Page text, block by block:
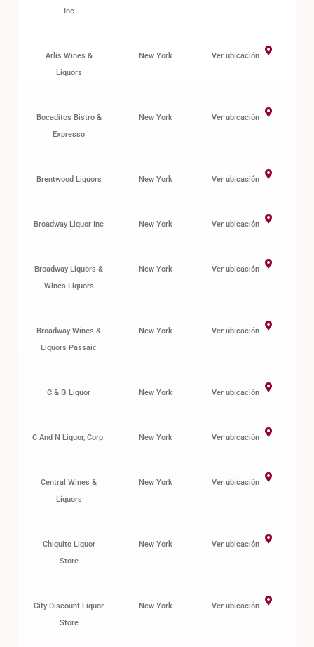
Inc
Arlis Wines &
Liquors
New York Ver ubicación
Bocaditos Bistro &
Expresso
New York Ver ubicación
Brentwood Liquors New York Ver ubicación
Broadway Liquor Inc New York Ver ubicación
Broadway Liquors &
Wines Liquors
New York Ver ubicación
Broadway Wines &
Liquors Passaic
New York Ver ubicación
C & G Liquor New York Ver ubicación
C And N Liquor, Corp. New York Ver ubicación
Central Wines &
Liquors
New York Ver ubicación
Chiquito Liquor
Store
New York Ver ubicación
City Discount Liquor
Store
New York Ver ubicación